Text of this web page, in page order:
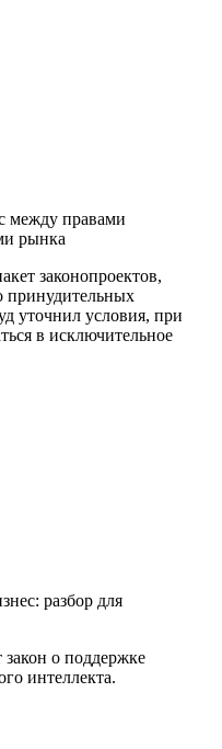
между правами
рынка
законопроектов,
принудительных
уточнил условия, при
в исключительное
разбор для
о поддержке
интеллекта.